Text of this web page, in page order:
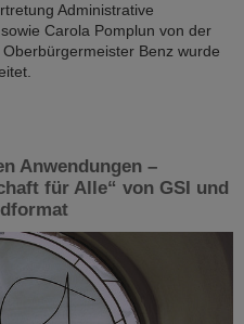
Administrative
Carola Pomplun von der
Benz wurde
Anwendungen –
für Alle“ von GSI und